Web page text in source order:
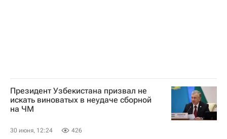
Президент Узбекистана призвал не
искать виноватых в неудаче сборной
на ЧМ
30 июня, 12:24 426